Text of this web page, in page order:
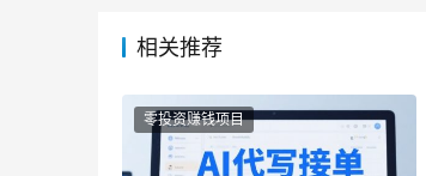
相关推荐
零投资赚钱项目